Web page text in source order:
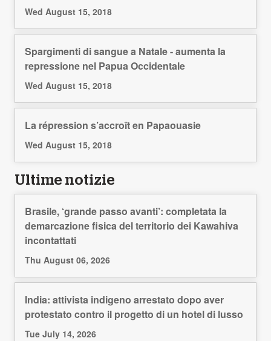
Wed August 15, 2018
Spargimenti di sangue a Natale - aumenta la
repressione nel Papua Occidentale
Wed August 15, 2018
La répression s’accroît en Papaouasie
Wed August 15, 2018
Ultime notizie
Brasile, ‘grande passo avanti’: completata la
demarcazione fisica del territorio dei Kawahiva
incontattati
Thu August 06, 2026
India: attivista indigeno arrestato dopo aver
protestato contro il progetto di un hotel di lusso
Tue July 14, 2026